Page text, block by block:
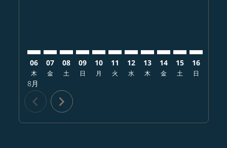
06
木
8月
07
金
08
土
09
日
10
月
11
火
12
水
13
木
14
金
15
土
16
日
chevron_left chevron_right